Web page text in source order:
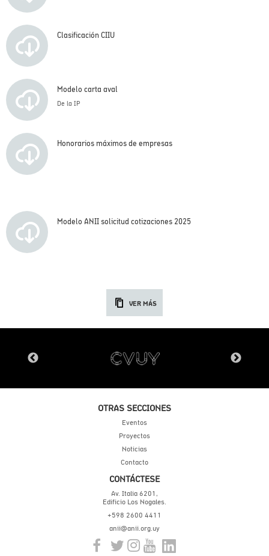
Clasificación CIIU
Modelo carta aval
De la IP
Honorarios máximos de empresas
Modelo ANII solicitud cotizaciones 2025
VER MÁS
OTRAS SECCIONES
Eventos
Proyectos
Noticias
Contacto
CONTÁCTESE
Av. Italia 6201,
Edificio Los Nogales.
+598 2600 4411
anii@anii.org.uy